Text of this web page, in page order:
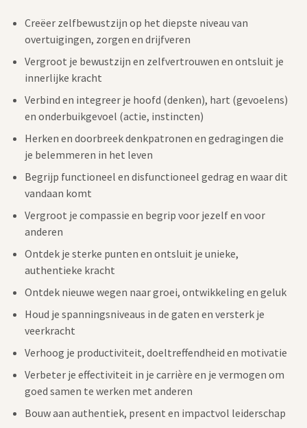
Creëer zelfbewustzijn op het diepste niveau van
overtuigingen, zorgen en drijfveren
Vergroot je bewustzijn en zelfvertrouwen en ontsluit je
innerlijke kracht
Verbind en integreer je hoofd (denken), hart (gevoelens)
en onderbuikgevoel (actie, instincten)
Herken en doorbreek denkpatronen en gedragingen die
je belemmeren in het leven
Begrijp functioneel en disfunctioneel gedrag en waar dit
vandaan komt
Vergroot je compassie en begrip voor jezelf en voor
anderen
Ontdek je sterke punten en ontsluit je unieke,
authentieke kracht
Ontdek nieuwe wegen naar groei, ontwikkeling en geluk
Houd je spanningsniveaus in de gaten en versterk je
veerkracht
Verhoog je productiviteit, doeltreffendheid en motivatie
Verbeter je effectiviteit in je carrière en je vermogen om
goed samen te werken met anderen
Bouw aan authentiek, present en impactvol leiderschap